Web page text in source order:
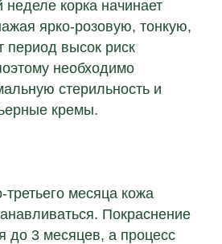
неделе корка начинает
ярко-розовую, тонкую,
период высок риск
необходимо
стерильность и
кремы.
третьего месяца кожа
Покраснение
до 3 месяцев, а процесс